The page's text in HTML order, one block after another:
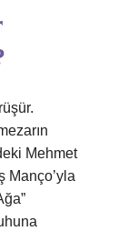
Mehmet
Manço’yla